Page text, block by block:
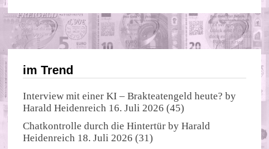
im Trend
Interview mit einer KI – Brakteatengeld heute? by
Harald Heidenreich 16. Juli 2026 (45)
Chatkontrolle durch die Hintertür byHarald
Heidenreich 18. Juli 2026 (31)